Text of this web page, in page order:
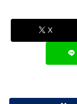
X